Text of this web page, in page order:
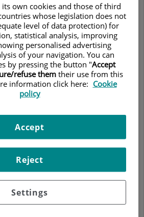
Sánchez Puy
ESPECIALISTA UROLOGÍA
UROLOGÍA
own cookies and those of third
whose legislation does not
level of data protection) for
statistical analysis, improving
personalised advertising
of your navigation. You can
by pressing the button "Accept
refuse themtheir use from this
information click here: Cookie
policy
Settings
Reject
Accept